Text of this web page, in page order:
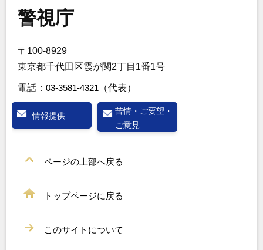
警視庁
〒100-8929
東京都千代田区霞が関2丁目1番1号
電話： 03-3581-4321 （代表）
情報提供
苦情・ご要望・
ご意見
ページの上部へ戻る
トップページに戻る
このサイトについて